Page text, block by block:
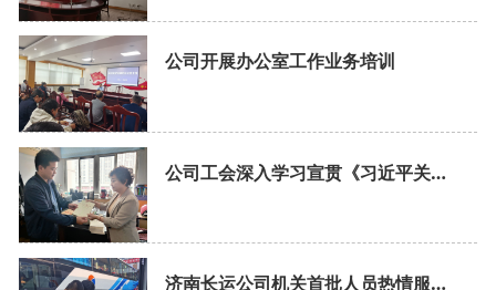
公司开展办公室工作业务培训
公司工会深入学习宣贯《习近平关于工人阶级和工会工作论述摘编》
济南长运公司机关首批人员热情服务基层校园直通车